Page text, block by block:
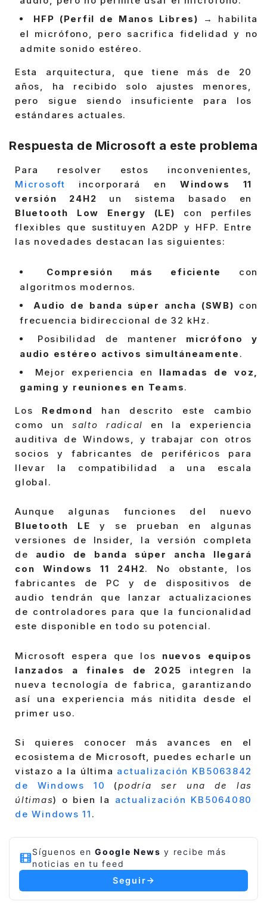
HFP (Perfil de Manos Libres)
→ habilita
el micrófono, pero sacrifica fidelidad y no
admite sonido estéreo.
Esta arquitectura, que tiene más de 20
años, ha recibido solo ajustes menores,
pero sigue siendo insuficiente para los
estándares actuales.
Respuesta de Microsoft a este problema
Para resolver estos inconvenientes,
Microsoft incorporará enWindows 11
versión 24H2 un sistema basado en
Bluetooth Low Energy (LE) con perfiles
flexibles que sustituyen A2DP y HFP. Entre
las novedades destacan las siguientes:
Compresión más eficiente
con
algoritmos modernos.
Audio de banda súper ancha (SWB) con
frecuencia bidireccional de 32 kHz.
Posibilidad de mantener micrófono y
audio estéreo activos simultáneamente .
Mejor experiencia en llamadas de voz,
gaming y reuniones en Teams.
Los Redmond han descrito este cambio
como un salto radical en la experiencia
auditiva de Windows, y trabajar con otros
socios y fabricantes de periféricos para
llevar la compatibilidad a una escala
global.
Aunque algunas funciones del nuevo
Bluetooth LE y se prueban en algunas
versiones de Insider, la versión completa
de audio de banda súper ancha llegará
con Windows 11 24H2. No obstante, los
fabricantes de PC y de dispositivos de
audio tendrán que lanzar actualizaciones
de controladores para que la funcionalidad
este disponible en todo su potencial.
Microsoft espera que los nuevos equipos
lanzados a finales de 2025
integren la
nueva tecnología de fabrica, garantizando
así una experiencia más nitidita desde el
primer uso.
Si quieres conocer más avances en el
ecosistema de Microsoft, puedes echarle un
vistazo a la última actualización KB5063842
de Windows 10
(podría ser una de las
últimas) o bien la actualización KB5064080
de Windows 11 .
Síguenos en Google News y recibe más
noticias en tu feed
Seguir